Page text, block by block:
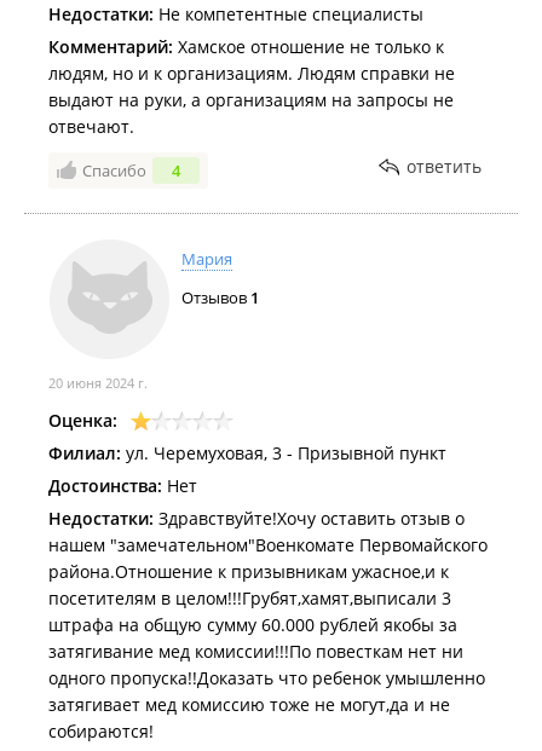
Недостатки: Не компетентные специалисты
Комментарий: Хамское отношение не только к
людям, но и к организациям. Людям справки не
выдают на руки, а организациям на запросы не
отвечают.
Спасибо 4 ответить
Мария
Отзывов 1
20 июня 2024 г.
Оценка:
Филиал: ул. Черемуховая, 3 - Призывной пункт
Достоинства: Нет
Недостатки: Здравствуйте!Хочу оставить отзыв о
нашем "замечательном"Военкомате Первомайского
района.Отношение к призывникам ужасное,и к
посетителям в целом!!!Грубят,хамят,выписали 3
штрафа на общую сумму 60.000 рублей якобы за
затягивание мед комиссии!!!По повесткам нет ни
одного пропуска!!Доказать что ребенок умышленно
затягивает мед комиссию тоже не могут,да и не
собираются!